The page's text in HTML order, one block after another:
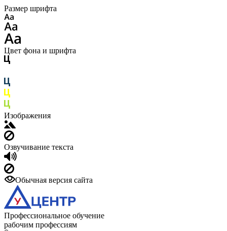
Размер шрифта
Цвет фона и шрифта
Изображения
Озвучивание текста
Обычная версия сайта
Профессиональное обучение
рабочим профессиям